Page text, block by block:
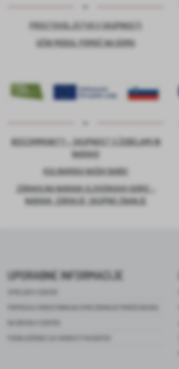
PROSTOVOLJSTVO V SKUPNOSTI
UČNI MODUL POMOČ NA DOMU
BEECOMMUNITY – SKUPNOST S ČEBELAMI IN
NARAVO
KULINARIKA NAŠIH BABIC
ZDRAVILNA NARAVA SLOVENSKIH GORIC –
NARAVA, ZDRAVJE, SKUPNO ZNANJE
UPORABNE INFORMACIJE